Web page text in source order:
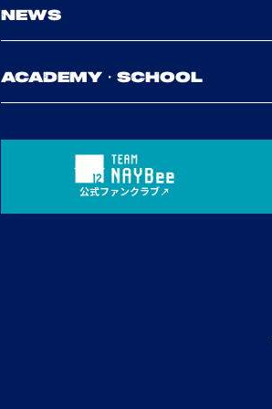
NEWS
ACADEMY・SCHOOL
公式ファンクラブ